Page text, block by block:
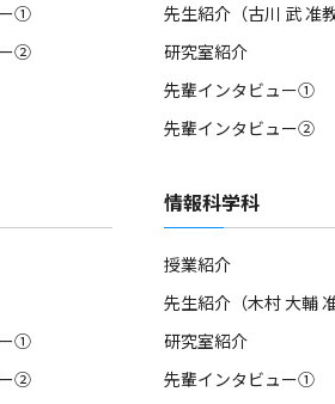
①
②
先生紹介（古川 武 准教
研究室紹介
先輩インタビュー①
先輩インタビュー②
①
②
情報科学科
授業紹介
先生紹介（木村 大輔 准
研究室紹介
先輩インタビュー①